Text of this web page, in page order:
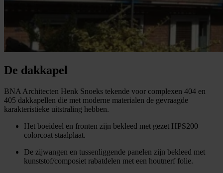
De dakkapel
BNA Architecten Henk Snoeks tekende voor complexen 404 en
405 dakkapellen die met moderne materialen de gevraagde
karakteristieke uitstraling hebben.
Het boeideel en fronten zijn bekleed met gezet HPS200
colorcoat staalplaat.
De zijwangen en tussenliggende panelen zijn bekleed met
kunststof/composiet rabatdelen met een houtnerf folie.